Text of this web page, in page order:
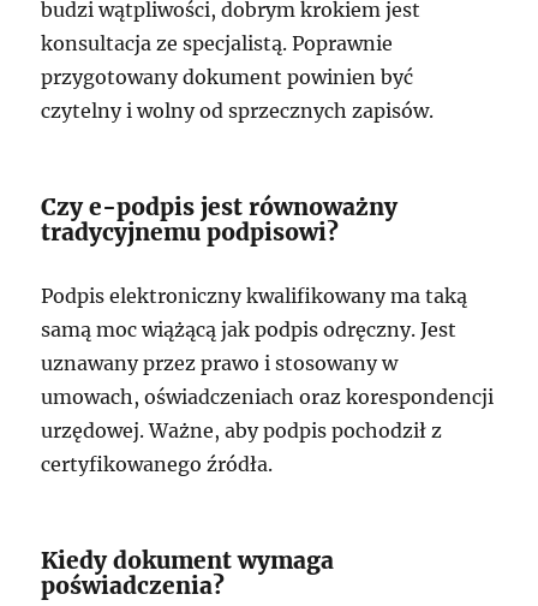
budzi wątpliwości, dobrym krokiem jest
konsultacja ze specjalistą. Poprawnie
przygotowany dokument powinien być
czytelny i wolny od sprzecznych zapisów.
Czy e-podpis jest równoważny
tradycyjnemu podpisowi?
Podpis elektroniczny kwalifikowany ma taką
samą moc wiążącą jak podpis odręczny. Jest
uznawany przez prawo i stosowany w
umowach, oświadczeniach oraz korespondencji
urzędowej. Ważne, aby podpis pochodził z
certyfikowanego źródła.
Kiedy dokument wymaga
poświadczenia?